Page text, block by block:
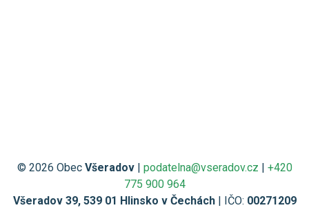
© 2026 Obec Všeradov| podatelna@vseradov.cz | +420
775 900 964
Všeradov 39, 539 01 Hlinsko v Čechách| IČO: 00271209